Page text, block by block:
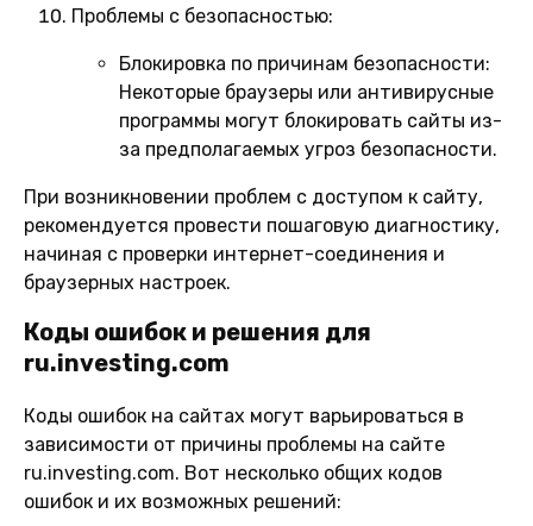
Проблемы с безопасностью:
Блокировка по причинам безопасности:
Некоторые браузеры или антивирусные
программы могут блокировать сайты из-
за предполагаемых угроз безопасности.
При возникновении проблем с доступом к сайту,
рекомендуется провести пошаговую диагностику,
начиная с проверки интернет-соединения и
браузерных настроек.
Коды ошибок и решения для
ru.investing.com
Коды ошибок на сайтах могут варьироваться в
зависимости от причины проблемы на сайте
ru.investing.com. Вот несколько общих кодов
ошибок и их возможных решений: